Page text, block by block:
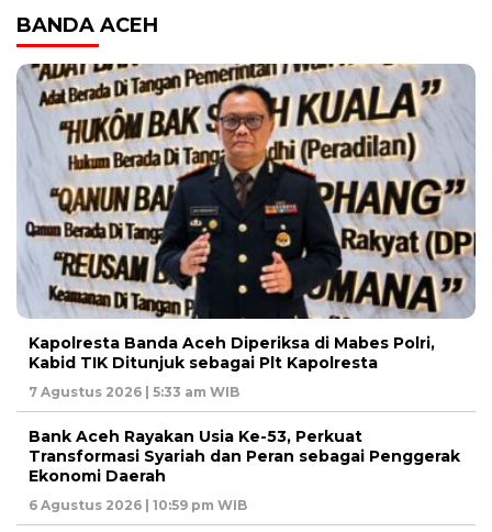
BANDA ACEH
Kapolresta Banda Aceh Diperiksa di Mabes Polri,
Kabid TIK Ditunjuk sebagai Plt Kapolresta
7 Agustus 2026 | 5:33 am WIB
Bank Aceh Rayakan Usia Ke-53, Perkuat
Transformasi Syariah dan Peran sebagai Penggerak
Ekonomi Daerah
6 Agustus 2026 | 10:59 pm WIB